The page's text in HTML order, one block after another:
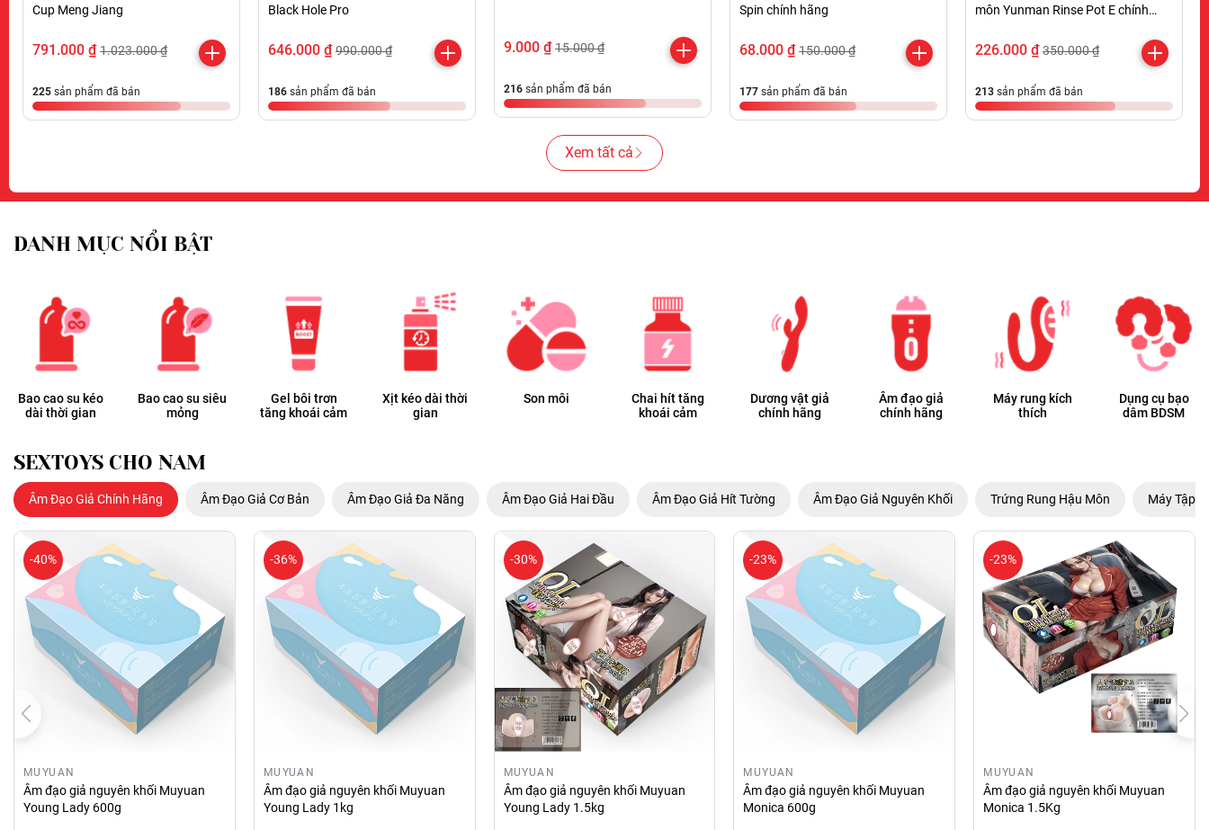
Cup Meng Jiang
791.000 ₫ 1.023.000 ₫
225 sản phẩm đã bán
Black Hole Pro
646.000 ₫ 990.000 ₫
186 sản phẩm đã bán
9.000 ₫ 15.000 ₫
216 sản phẩm đã bán
Spin chính hãng
68.000 ₫ 150.000 ₫
177 sản phẩm đã bán
môn Yunman Rinse Pot E chính
226.000 ₫ 350.000 ₫
213 sản phẩm đã bán
Xem tất cả
DANH MỤC NỔI BẬT
Bao cao su kéo
dài thời gian
Bao cao su siêu
mỏng
Gel bôi trơn
tăng khoái cảm
Xịt kéo dài thời
gian
Son môi
Chai hít tăng
khoái cảm
Dương vật giả
chính hãng
Âm đạo giả
chính hãng
Máy rung kích
thích
Dụng cụ bạo
dâm BDSM
SEXTOYS CHO NAM
Âm Đạo Giả Chính Hãng Âm Đạo Giả Cơ Bản Âm Đạo Giả Đa Năng Âm Đạo Giả Hai Đầu Âm Đạo Giả Hít Tường Âm Đạo Giả Nguyên Khối Trứng Rung Hậu Môn Máy Tập
-40%
MUYUAN
Âm đạo giả nguyên khối Muyuan
Young Lady 600g
-36%
MUYUAN
Âm đạo giả nguyên khối Muyuan
Young Lady 1kg
-30%
MUYUAN
Âm đạo giả nguyên khối Muyuan
Young Lady 1.5kg
-23%
MUYUAN
Âm đạo giả nguyên khối Muyuan
Monica 600g
-23%
MUYUAN
Âm đạo giả nguyên khối Muyuan
Monica 1.5Kg